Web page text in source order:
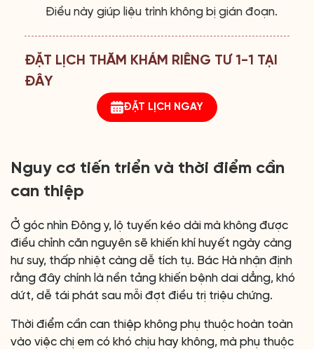
Điều này giúp liệu trình không bị gián đoạn.
ĐẶT LỊCH THĂM KHÁM RIÊNG TƯ 1-1 TẠI
ĐÂY
ĐẶT LỊCH NGAY
Nguy cơ tiến triển và thời điểm cần
can thiệp
Ở góc nhìn Đông y, lộ tuyến kéo dài mà không được
điều chỉnh căn nguyên sẽ khiến khí huyết ngày càng
hư suy, thấp nhiệt càng dễ tích tụ. Bác Hà nhận định
rằng đây chính là nền tảng khiến bệnh dai dẳng, khó
dứt, dễ tái phát sau mỗi đợt điều trị triệu chứng.
Thời điểm cần can thiệp không phụ thuộc hoàn toàn
vào việc chị em có khó chịu hay không, mà phụ thuộc